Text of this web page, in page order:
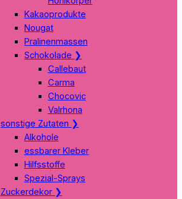
Kakaoprodukte
Nougat
Pralinenmassen
Schokolade ❯
Callebaut
Carma
Chocovic
Valrhona
sonstige Zutaten ❯
Alkohole
essbarer Kleber
Hilfsstoffe
Spezial-Sprays
Zuckerdekor ❯